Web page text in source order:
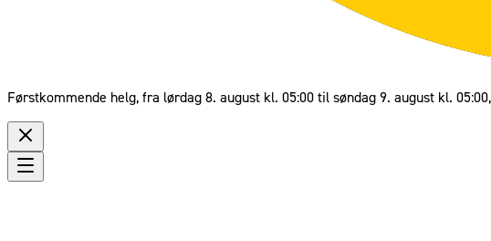
Førstkommende helg, fra lørdag 8. august kl. 05:00 til søndag 9. august kl.